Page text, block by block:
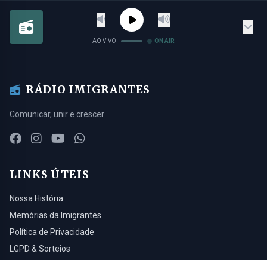
AO VIVO ON AIR
RÁDIO IMIGRANTES
Comunicar, unir e crescer
LINKS ÚTEIS
Nossa História
Memórias da Imigrantes
Política de Privacidade
LGPD & Sorteios